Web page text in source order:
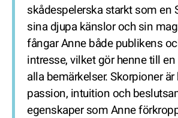
skådespelerska starkt som en
sina djupa känslor och sin
fångar Anne både publikens
intresse, vilket gör henne till
alla bemärkelser. Skorpioner
passion, intuition och
egenskaper som Anne